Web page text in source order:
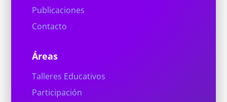
Publicaciones
Contacto
Áreas
Talleres Educativos
Participación